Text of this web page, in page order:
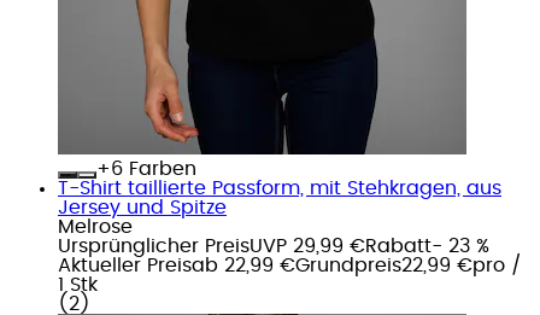
+
Farben
T-Shirt taillierte Passform, mit Stehkragen, aus
Jersey und Spitze
Melrose
Ursprünglicher PreisUVP 29,99 €Rabatt- 23 %
Aktueller Preisab 22,99 €Grundpreis22,99 €pro /
1 Stk
( 2 )